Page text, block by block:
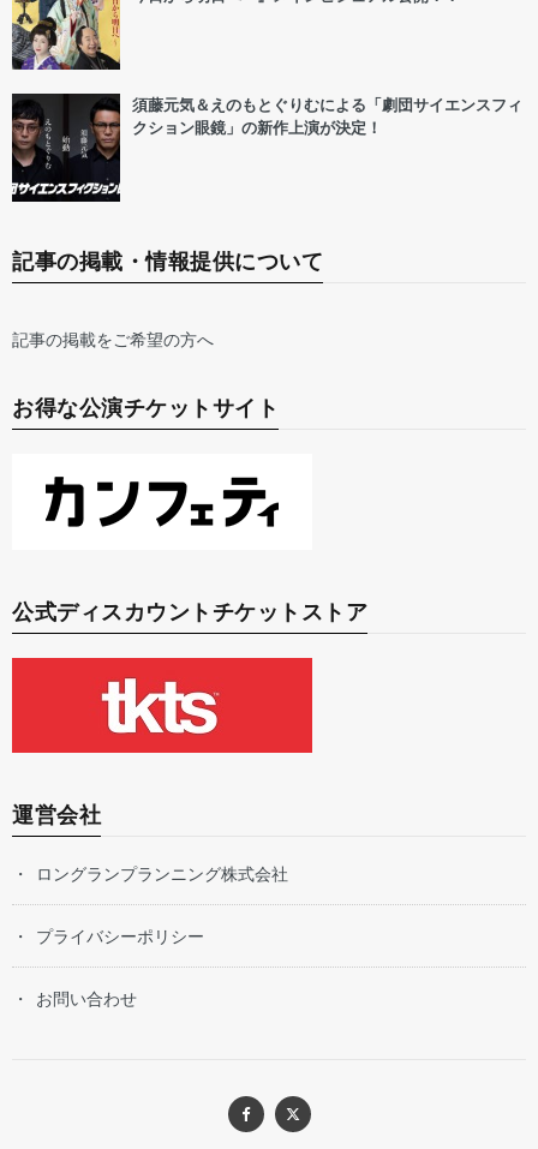
須藤元気＆えのもとぐりむによる「劇団サイエンスフィ
クション眼鏡」の新作上演が決定！
記事の掲載・情報提供について
記事の掲載をご希望の方へ
お得な公演チケットサイト
公式ディスカウントチケットストア
運営会社
ロングランプランニング株式会社
プライバシーポリシー
お問い合わせ